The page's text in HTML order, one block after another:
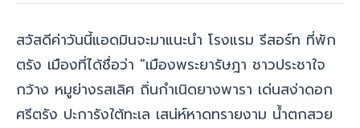
สวัสดีค่าวันนี้แอดมินจะมาแนะนำ โรงแรม รีสอร์ท ที่พัก
ตรัง เมืองที่ได้ชื่อว่า "เมืองพระยารัษฎา ชาวประชาใจ
กว้าง หมูย่างรสเลิศ ถิ่นกำเนิดยางพารา เด่นสง่าดอก
ศรีตรัง ปะการังใต้ทะเล เสน่ห์หาดทรายงาม น้ำตกสวย